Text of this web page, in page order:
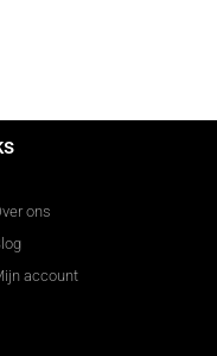
ons
account